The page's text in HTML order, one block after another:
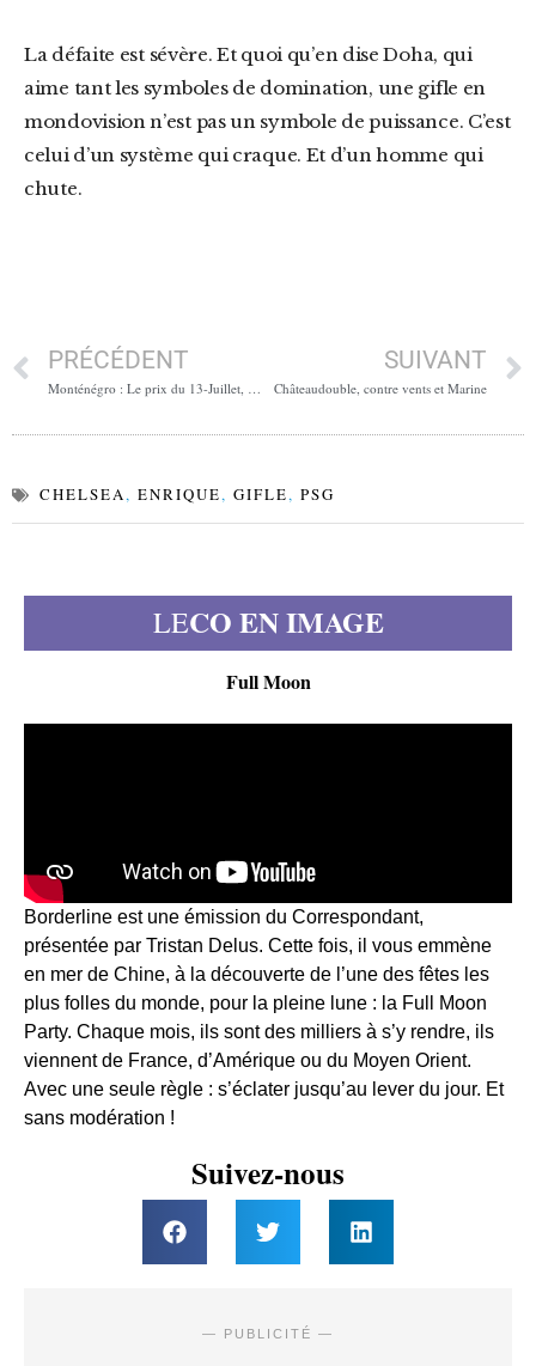
La défaite est sévère. Et quoi qu’en dise Doha, qui
aime tant les symboles de domination, une gifle en
mondovision n’est pas un symbole de puissance. C’est
celui d’un système qui craque. Et d’un homme qui
chute.
PRÉCÉDENT
Monténégro : Le prix du 13-Juillet, version révision
SUIVANT
Châteaudouble, contre vents et Marine
CHELSEA, ENRIQUE, GIFLE, PSG
LECO EN IMAGE
Full Moon
Borderline est une émission du Correspondant,
présentée par Tristan Delus. Cette fois, il vous emmène
en mer de Chine, à la découverte de l’une des fêtes les
plus folles du monde, pour la pleine lune : la Full Moon
Party. Chaque mois, ils sont des milliers à s’y rendre, ils
viennent de France, d’Amérique ou du Moyen Orient.
Avec une seule règle : s’éclater jusqu’au lever du jour. Et
sans modération !
Suivez-nous
— PUBLICITÉ —